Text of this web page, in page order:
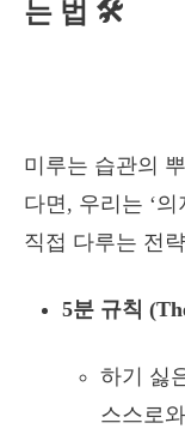
는 법 🛠️
미루는 습관의
다면, 우리는 ‘
직접 다루는 전
5분 규칙
하기 싫
스스로